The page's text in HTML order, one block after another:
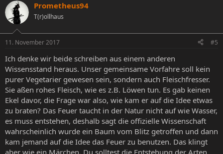
Prometheus94
T(r)ollhaus
11. November 2017 #5
Ich denke wir beide schreiben aus einem anderen
Wissensstand heraus. Unser gemeinsame Vorfahre soll kein
purer Vegetarier gewesen sein, sondern auch Fleischfresser.
Sie aßen rohes Fleisch, wie es z.B. Löwen tun. Es gab keinen
Ekel davor, die Frage war also, wie kam er auf die Idee etwas
zu braten? Das Feuer taucht in der Natur nicht auf wie Wasser,
es muss entstehen, deshalb sagt die offizielle Wissenschaft
wahrscheinlich wurde ein Baum vom Blitz getroffen und dann
kam jemand auf die Idee das Feuer zu benutzen. Das klingt
aber wie ein Märchen. Du solltest die Entstehung der Arten